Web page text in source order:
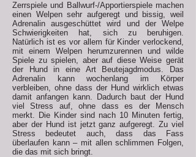
Zerrspiele und Ballwurf-/Apportierspiele machen
einen Welpen sehr aufgeregt und bissig, weil
Adrenalin ausgeschüttet wird und der Welpe
Schwierigkeiten hat, sich zu beruhigen.
Natürlich ist es vor allem für Kinder verlockend,
mit einem Welpen herumzurennen und wilde
Spiele zu spielen, aber auf diese Weise gerät
der Hund in eine Art Beutejagdmodus. Das
Adrenalin kann wochenlang im Körper
verbleiben, ohne dass der Hund wirklich etwas
damit anfangen kann. Dadurch baut der Hund
viel Stress auf, ohne dass es der Mensch
merkt. Die Kinder sind nach 10 Minuten fertig,
aber der Hund ist jetzt ganz aufgeregt. Zu viel
Stress bedeutet auch, dass das Fass
überlaufen kann – mit allen schlimmen Folgen,
die das mit sich bringt.